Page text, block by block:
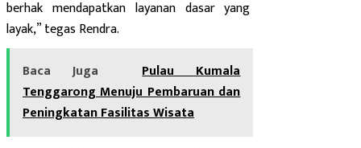
berhak mendapatkan layanan dasar yang
layak,” tegas Rendra.
Baca Juga
Pulau Kumala
Tenggarong Menuju Pembaruan dan
Peningkatan Fasilitas Wisata